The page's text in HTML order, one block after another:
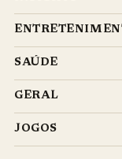
SAÚDE
GERAL
JOGOS